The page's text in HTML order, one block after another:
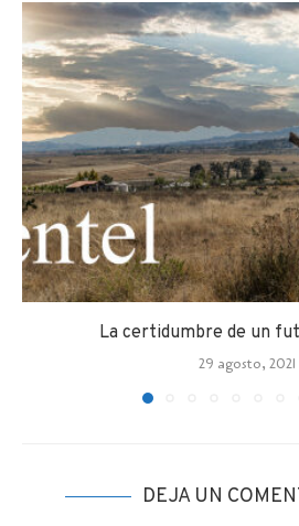
La certidumbre de un
29 agosto, 2021
DEJA UN